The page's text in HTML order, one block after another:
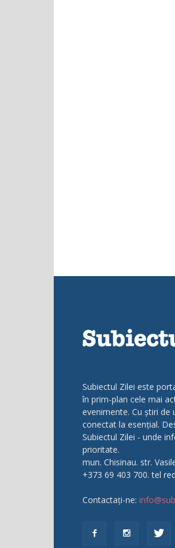
Subiectul Zilei este
în prim-plan cele mai
evenimente. Cu știri
conectat la esențial.
Subiectul Zilei - unde
prioritate.
mun. Chisinau. str.
+373 69 403 700. tel
Contactați-ne: